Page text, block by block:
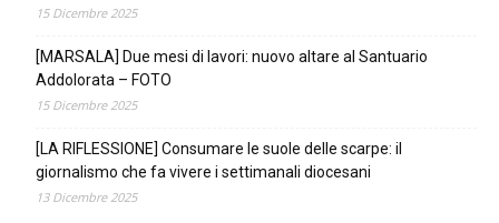
15 Dicembre 2025
[MARSALA] Due mesi di lavori: nuovo altare al Santuario
Addolorata – FOTO
15 Dicembre 2025
[LA RIFLESSIONE] Consumare le suole delle scarpe: il
giornalismo che fa vivere i settimanali diocesani
13 Dicembre 2025